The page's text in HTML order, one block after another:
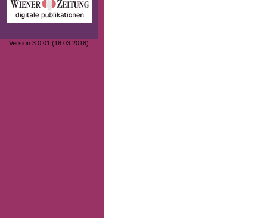
Version 3.0.01 (18.03.2018)